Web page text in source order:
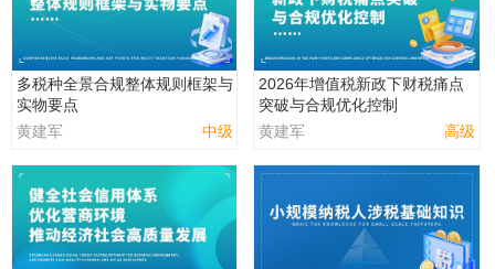
多税种全景合规整体规则框架与
实物要点
黄建军
中级
2026年增值税新政下财税痛点
突破与合规优化控制
黄建军
高级